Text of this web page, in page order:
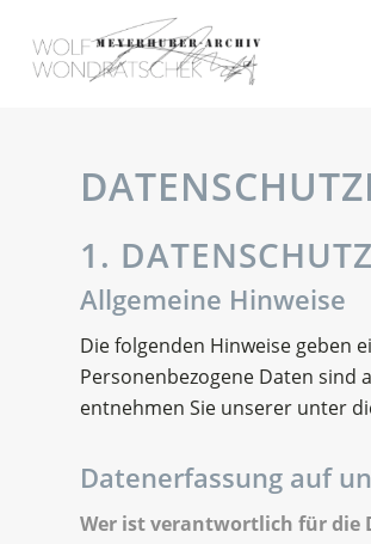
1.
Allgemeine Hinweise
Die folgenden Hinweise geben
Personenbezogene Daten sind
entnehmen Sie unserer unter
Datenerfassung auf
Wer ist verantwortlich für die